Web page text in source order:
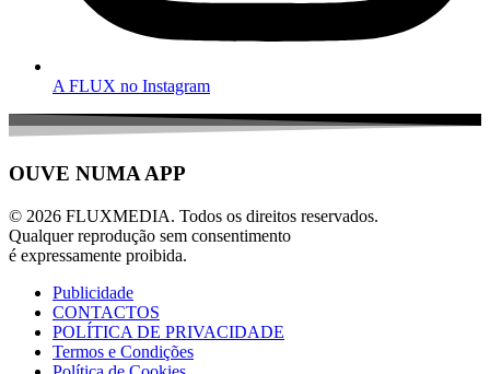
A FLUX no Instagram
OUVE NUMA APP
© 2026 FLUXMEDIA. Todos os direitos reservados.
Qualquer reprodução sem consentimento
é expressamente proibida.
Publicidade
CONTACTOS
POLÍTICA DE PRIVACIDADE
Termos e Condições